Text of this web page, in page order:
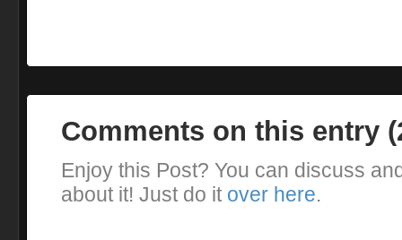
Comments on this entry
Enjoy this Post? You can discuss
about it! Just do it over here.